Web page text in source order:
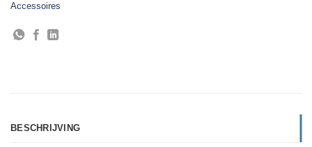
Accessoires
BESCHRIJVING